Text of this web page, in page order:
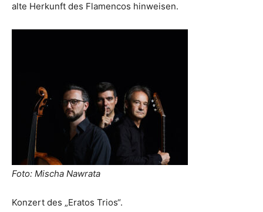
alte Herkunft des Flamencos hinweisen.
Foto: Mischa Nawrata
Konzert des „Eratos Trios“.